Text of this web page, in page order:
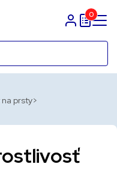
Prihlasit sa
0
na prsty